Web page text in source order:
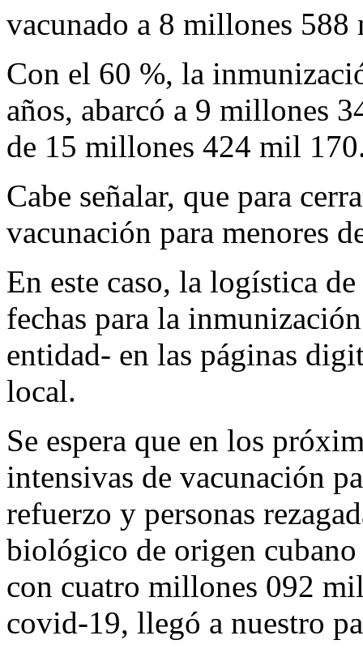
vacunado a 8 millones
Con el 60 %, la
años, abarcó a 9 millones
de 15 millones 424 mil
Cabe señalar, que para
vacunación para menores
En este caso, la logística
fechas para la
entidad- en las páginas
local.
Se espera que en los
intensivas de vacunación
refuerzo y personas
biológico de origen
con cuatro millones 092
covid-19, llegó a nuestro